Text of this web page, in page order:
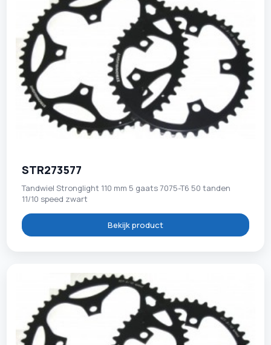
STR273577
Tandwiel Stronglight 110 mm 5 gaats 7075-T6 50 tanden
11/10 speed zwart
Bekijk product